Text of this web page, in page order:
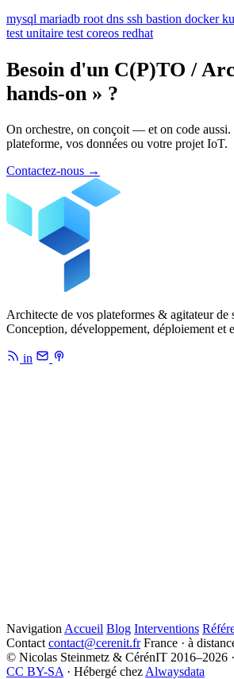
mysql mariadb root dns ssh bastion docker
test unitaire test coreos redhat
Besoin d'un C(P)TO /
hands-on » ?
On orchestre, on conçoit — et on code aussi.
plateforme, vos données ou votre projet IoT.
Contactez-nous →
Architecte de vos plateformes & agitateur de
Conception, développement, déploiement et
in
Navigation Accueil Blog Interventions
Contact contact@cerenit.fr France · à
© Nicolas Steinmetz & CérénIT 2016–2026
CC BY-SA · Hébergé chez Alwaysdata